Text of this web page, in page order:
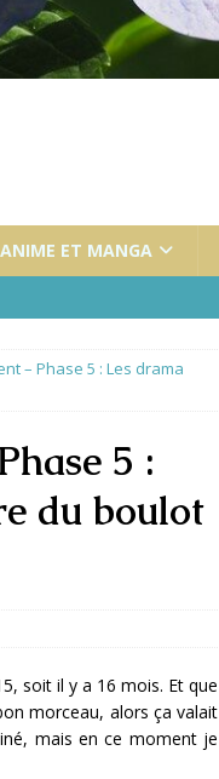
ANIME ET MANGA
– Phase 5 : Les drama
5 :
du boulot
soit il y a 16 mois. Et que
morceau, alors ça valait
mais en ce moment je